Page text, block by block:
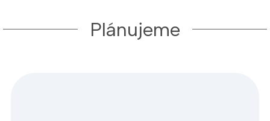
Plánujeme